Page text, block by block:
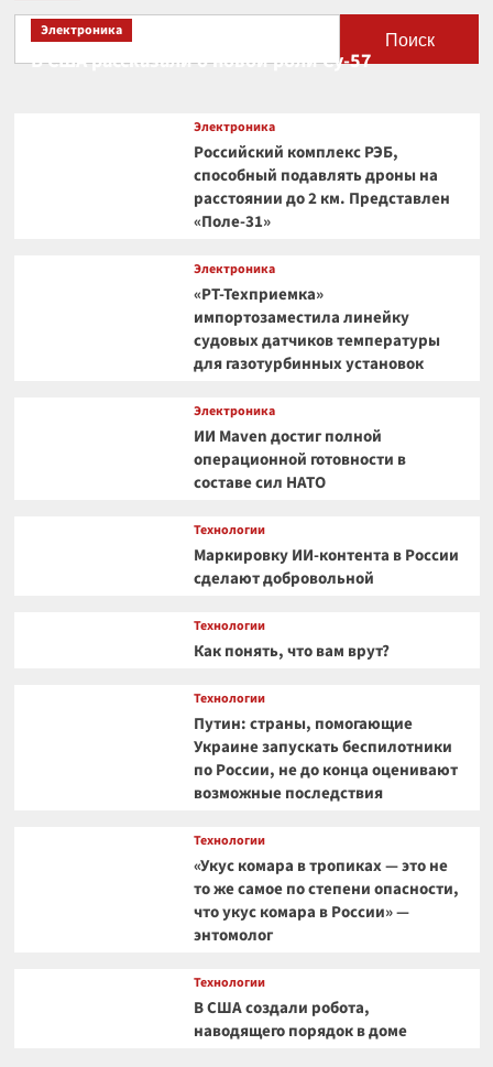
Поиск
Электроника
В США рассказали о новой роли Су-57
Электроника
Российский комплекс РЭБ,
способный подавлять дроны на
расстоянии до 2 км. Представлен
«Поле-31»
Электроника
«РТ-Техприемка»
импортозаместила линейку
судовых датчиков температуры
для газотурбинных установок
Электроника
ИИ Maven достиг полной
операционной готовности в
составе сил НАТО
Технологии
Маркировку ИИ-контента в России
сделают добровольной
Технологии
Как понять, что вам врут?
Технологии
Путин: страны, помогающие
Украине запускать беспилотники
по России, не до конца оценивают
возможные последствия
Технологии
«Укус комара в тропиках — это не
то же самое по степени опасности,
что укус комара в России» —
энтомолог
Технологии
В США создали робота,
наводящего порядок в доме